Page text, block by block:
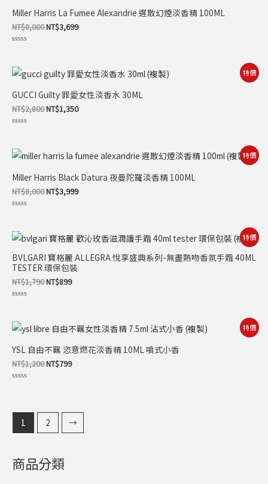
商品分類
Miller Harris La Fumee Alexandrie 遲散幻煙淡香精 100ML
NT$8,000
價
格：
NT$8,000。
NT$3,699
格：
NT$3,699。
滿
分
特價
GUCCI Guilty 罪愛女性淡香水 30ML
NT$2,800
原
始
價
格：
NT$2,800。
NT$1,350
目
前
價
格：
NT$1,350。
滿
分
特價
Miller Harris Black Datura 夜曼陀羅淡香精 100ML
NT$8,000
原
始
價
格：
NT$8,000。
NT$3,999
目
前
價
格：
NT$3,999。
滿
分
特價
BVLGARI 寶格麗 ALLEGRA 悅享盛典系列-無盡熱吻香氛手霜 40ML
TESTER 環保包裝
NT$1,790
原
始
價
格：
NT$1,790。
NT$899
目
前
價
格：
NT$899。
滿
分
特價
YSL 自由不羈 恣意燃花淡香精 10ML 噴式小香
NT$1,200
原
始
格：
NT$1,200。
NT$799
目
前
價
格：
NT$799。
分
1 2 →